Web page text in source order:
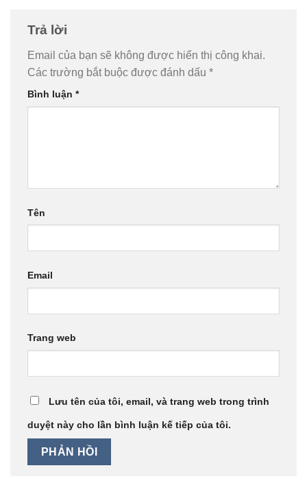
Trả lời
Email của bạn sẽ không được hiển thị công khai.
Các trường bắt buộc được đánh dấu *
Bình luận *
Tên
Email
Trang web
Lưu tên của tôi, email, và trang web trong trình
duyệt này cho lần bình luận kế tiếp của tôi.